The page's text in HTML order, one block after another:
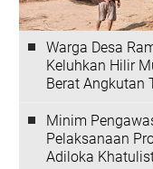
Warga Desa
Keluhkan Hilir
Berat Angkutan
Minim
Pelaksanaan
Adiloka